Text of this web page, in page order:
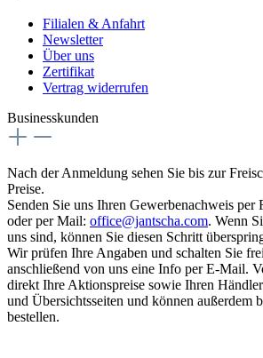
Filialen & Anfahrt
Newsletter
Über uns
Zertifikat
Vertrag widerrufen
Businesskunden
Nach der Anmeldung sehen Sie bis zur
Preise.
Senden Sie uns Ihren Gewerbenachweis per
oder per Mail: office@jantscha.com. Wenn
uns sind, können Sie diesen Schritt
Wir prüfen Ihre Angaben und schalten Sie
anschließend von uns eine Info per E-Mail.
direkt Ihre Aktionspreise sowie Ihren
und Übersichtsseiten und können außerdem
bestellen.